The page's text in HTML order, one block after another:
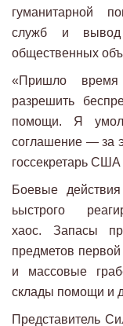
гуманитарной
служб и
общественных
«Пришло время
разрешить
помощи. Я
соглашение — за
госсекретарь
Боевые
ьыстрого
хаос. Запасы
предметов
и массовые
склады помощи и
Представитель